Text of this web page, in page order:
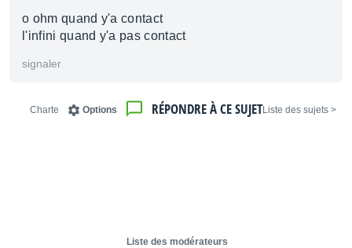
o ohm quand y'a contact
l'infini quand y'a pas contact
signaler
< Liste des sujets
RÉPONDRE À CE SUJET
Options
Charte
Liste des modérateurs